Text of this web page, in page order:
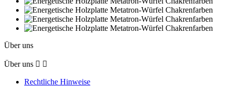
Über uns
Über uns  
Rechtliche Hinweise